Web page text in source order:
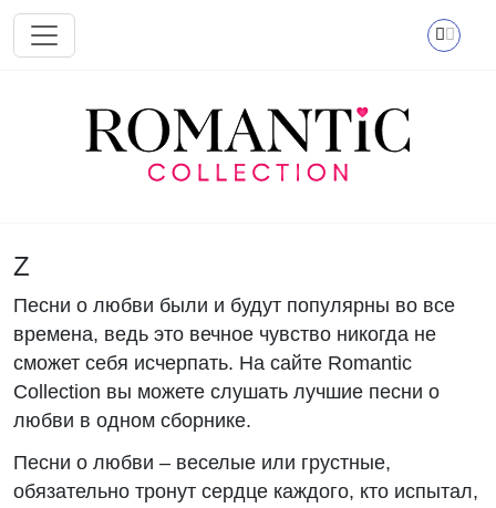
Перейти к основному содержанию
Z
Песни о любви были и будут популярны во все
времена, ведь это вечное чувство никогда не
сможет себя исчерпать. На сайте Romantic
Collection вы можете слушать лучшие песни о
любви в одном сборнике.
Песни о любви – веселые или грустные,
обязательно тронут сердце каждого, кто испытал,